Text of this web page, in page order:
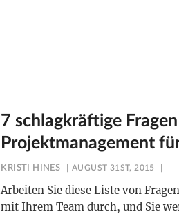
7 schlagkräftige
Projektmanagement
KRISTI HINES AUGUST 31ST, 2015
Arbeiten Sie diese Liste von
mit Ihrem Team durch, und Sie